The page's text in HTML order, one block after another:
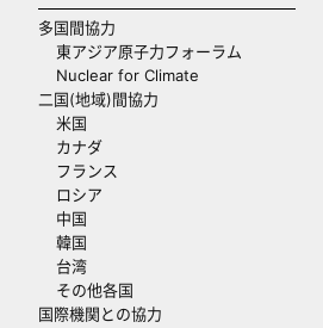
多国間協力
東アジア原子力フォーラム
Nuclear for Climate
二国(地域)間協力
米国
カナダ
フランス
ロシア
中国
韓国
台湾
その他各国
国際機関との協力